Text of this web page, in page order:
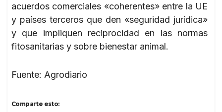
acuerdos comerciales «coherentes» entre la UE
y países terceros que den «seguridad jurídica»
y que impliquen reciprocidad en las normas
fitosanitarias y sobre bienestar animal.
Fuente: Agrodiario
Comparte esto: